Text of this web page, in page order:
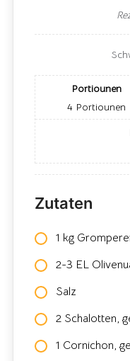
Portiounen
4 Portiounen
Zutaten
1 kg
2-3 EL
Salz
2 Schalotten,
1 Cornichon,